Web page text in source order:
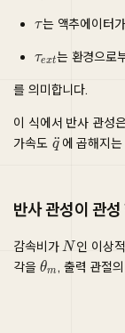
는 액추에이터
는 환경으로
를 의미합니다.
이 식에서 반사 관성
가속도
에 곱해지
반사 관성이 관
감속비가
인 이상
각을
, 출력 관절